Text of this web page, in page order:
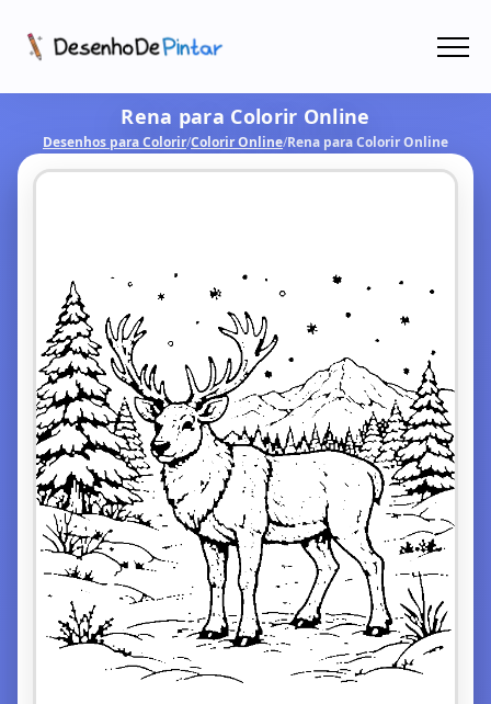
Coletâneas de Desenhos - PDF
Colorir Online
Rena para Colorir Online
Desenhos para Colorir/Colorir Online/Rena para Colorir Online